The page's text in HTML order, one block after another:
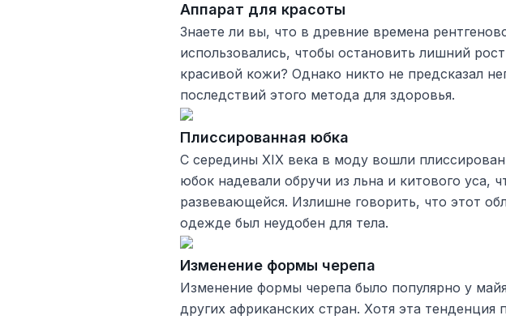
Аппарат для красоты
Знаете ли вы, что в древние времена
использовались, чтобы остановить лишний
красивой кожи? Однако никто не предсказал
последствий этого метода для здоровья.
Плиссированная юбка
С середины XIX века в моду вошли
юбок надевали обручи из льна и китового уса,
развевающейся. Излишне говорить, что этот
одежде был неудобен для тела.
Изменение формы черепа
Изменение формы черепа было популярно у
других африканских стран. Хотя эта тенденция